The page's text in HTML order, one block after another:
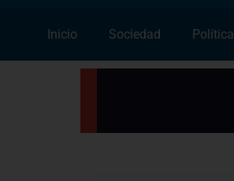
Inicio Sociedad Política